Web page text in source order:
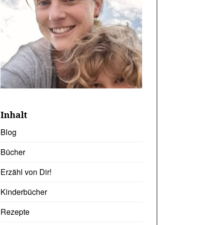
Inhalt
Blog
Bücher
Erzähl von Dir!
Kinderbücher
Rezepte